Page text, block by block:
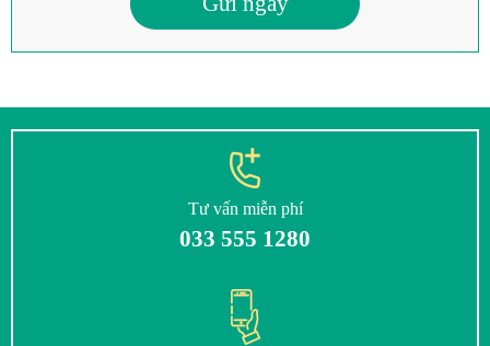
Tư vấn miễn phí
033 555 1280